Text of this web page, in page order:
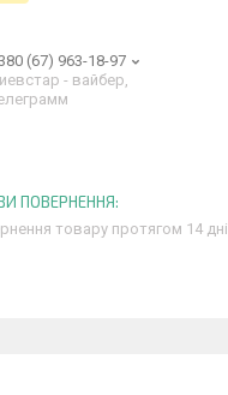
(67) 963-18-97
- вайбер,
товару протягом 14